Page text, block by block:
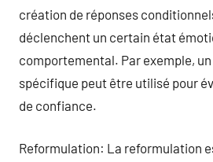
création de réponses
déclenchent un certain état
comportemental. Par exemple,
spécifique peut être utilisé pour
de confiance.
Reformulation: La reformulation